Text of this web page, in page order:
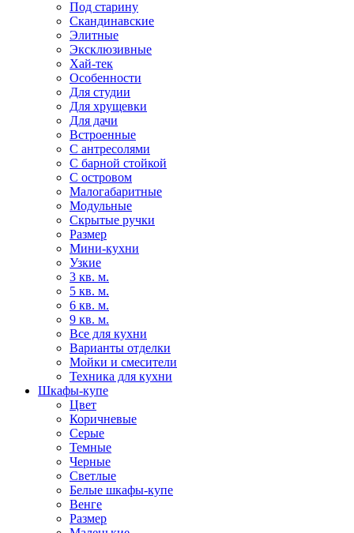
Под старину
Скандинавские
Элитные
Эксклюзивные
Хай-тек
Особенности
Для студии
Для хрущевки
Для дачи
Встроенные
С антресолями
С барной стойкой
С островом
Малогабаритные
Модульные
Скрытые ручки
Размер
Мини-кухни
Узкие
3 кв. м.
5 кв. м.
6 кв. м.
9 кв. м.
Все для кухни
Варианты отделки
Мойки и смесители
Техника для кухни
Шкафы-купе
Цвет
Коричневые
Серые
Темные
Черные
Светлые
Белые шкафы-купе
Венге
Размер